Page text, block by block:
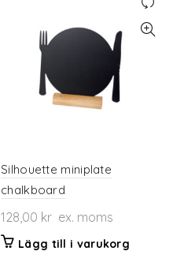
Silhouette miniplate
chalkboard
128,00 kr ex. moms
Lägg till i varukorg